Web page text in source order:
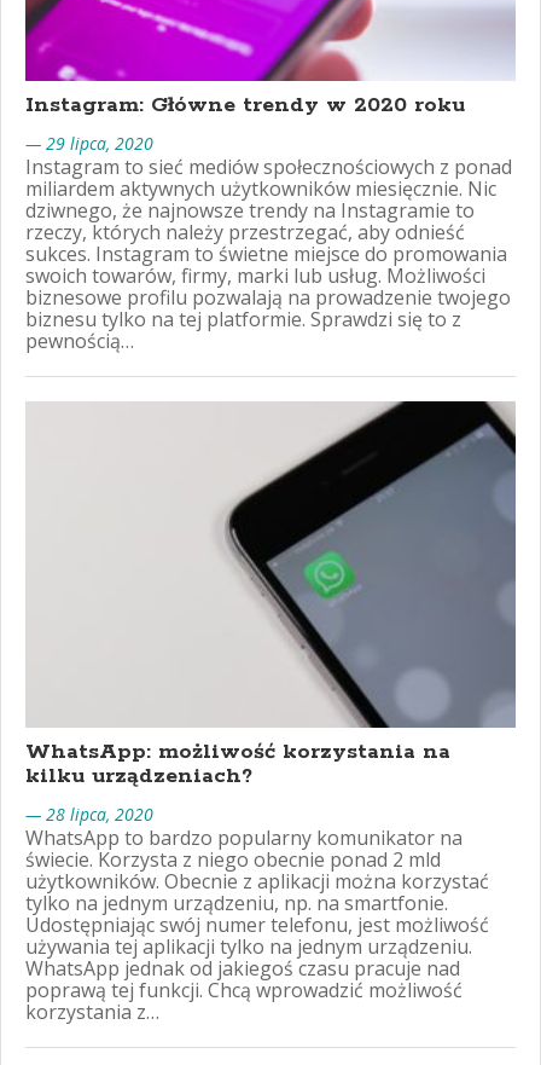
Instagram: Główne trendy w 2020 roku
— 29 lipca, 2020
Instagram to sieć mediów społecznościowych z ponad
miliardem aktywnych użytkowników miesięcznie. Nic
dziwnego, że najnowsze trendy na Instagramie to
rzeczy, których należy przestrzegać, aby odnieść
sukces. Instagram to świetne miejsce do promowania
swoich towarów, firmy, marki lub usług. Możliwości
biznesowe profilu pozwalają na prowadzenie twojego
biznesu tylko na tej platformie. Sprawdzi się to z
pewnością…
WhatsApp: możliwość korzystania na
kilku urządzeniach?
— 28 lipca, 2020
WhatsApp to bardzo popularny komunikator na
świecie. Korzysta z niego obecnie ponad 2 mld
użytkowników. Obecnie z aplikacji można korzystać
tylko na jednym urządzeniu, np. na smartfonie.
Udostępniając swój numer telefonu, jest możliwość
używania tej aplikacji tylko na jednym urządzeniu.
WhatsApp jednak od jakiegoś czasu pracuje nad
poprawą tej funkcji. Chcą wprowadzić możliwość
korzystania z…